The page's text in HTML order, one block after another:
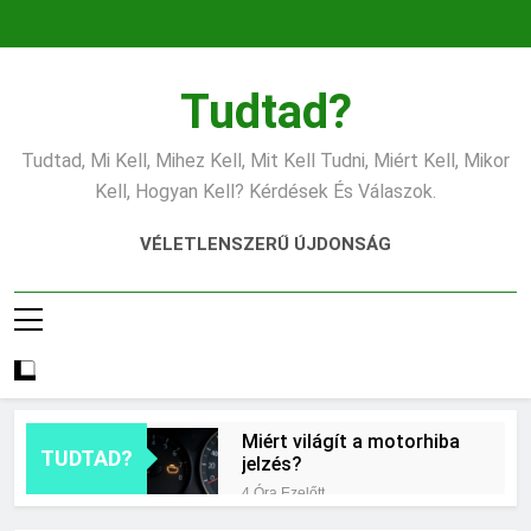
Tudtad?
Tudtad, Mi Kell, Mihez Kell, Mit Kell Tudni, Miért Kell, Mikor
Kell, Hogyan Kell? Kérdések És Válaszok.
VÉLETLENSZERŰ ÚJDONSÁG
TUDTAD?
Miért világít a motorhiba
jelzés?
4 Óra Ezelőtt